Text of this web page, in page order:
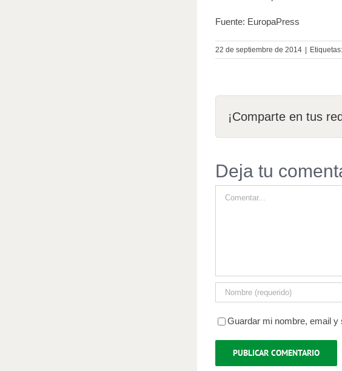
Fuente: EuropaPress
22 de septiembre de 2014 Etiquetas:
¡Comparte en tus
Deja tu
Guardar mi nombre, email y